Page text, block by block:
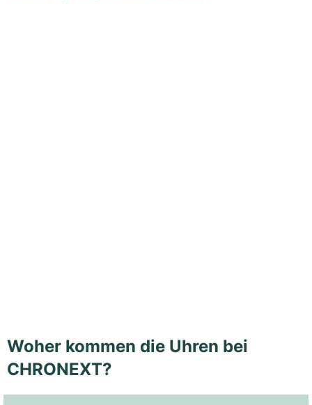
Woher kommen die Uhren bei
CHRONEXT?